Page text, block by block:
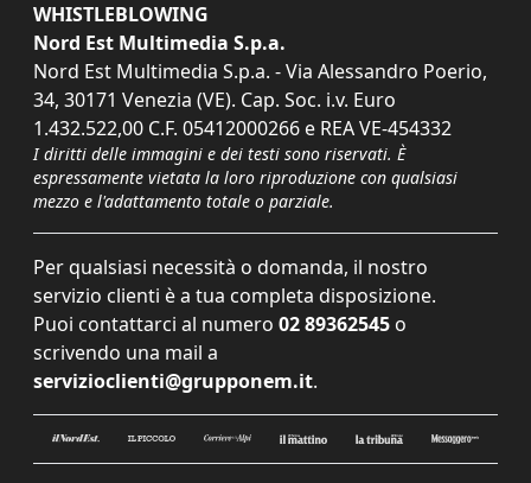
WHISTLEBLOWING
Nord Est Multimedia S.p.a.
Nord Est Multimedia S.p.a. - Via Alessandro Poerio,
34, 30171 Venezia (VE). Cap. Soc. i.v. Euro
1.432.522,00 C.F. 05412000266 e REA VE-454332
I diritti delle immagini e dei testi sono riservati. È
espressamente vietata la loro riproduzione con qualsiasi
mezzo e l'adattamento totale o parziale.
Per qualsiasi necessità o domanda, il nostro
servizio clienti è a tua completa disposizione.
Puoi contattarci al numero 02 89362545 o
scrivendo una mail a
servizioclienti@grupponem.it.